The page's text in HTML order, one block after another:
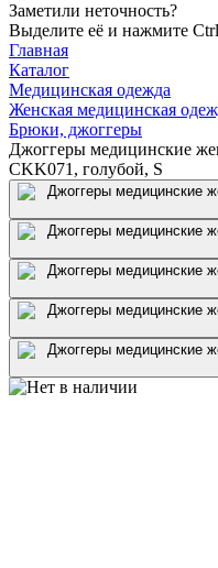
Заметили неточность?
Выделите её и нажмите
Главная
Каталог
Медицинская одежда
Женская медицинская
Брюки, джоггеры
Джоггеры медицинские
CKK071, голубой, S